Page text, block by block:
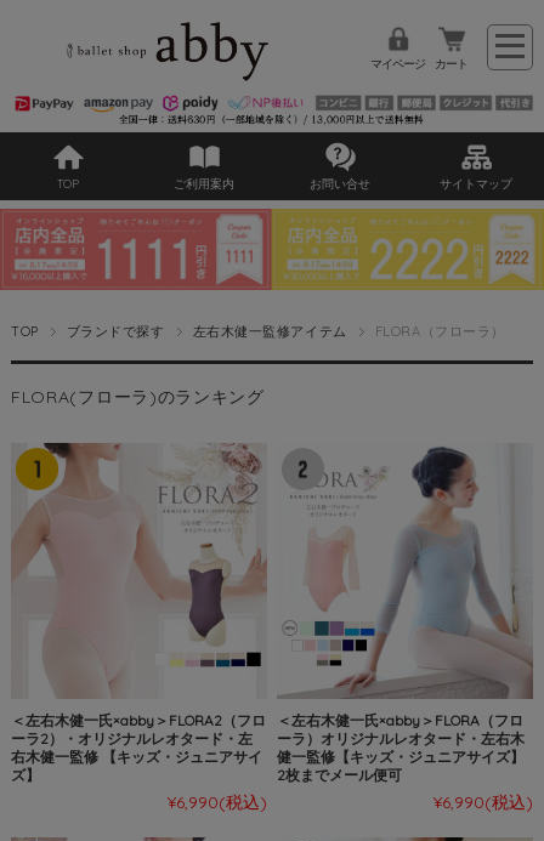
マイページ カート
TOP ご利用案内 お問い合せ サイトマップ
TOP ブランドで探す 左右木健一監修アイテム FLORA（フローラ）
FLORA(フローラ)のランキング
＜左右木健一氏×abby＞FLORA2（フロ
ーラ2）・オリジナルレオタード・左
右木健一監修 【キッズ・ジュニアサイ
ズ】
¥6,990(税込)
＜左右木健一氏×abby＞FLORA（フロ
ーラ）オリジナルレオタード・左右木
健一監修【キッズ・ジュニアサイズ】
2枚までメール便可
¥6,990(税込)